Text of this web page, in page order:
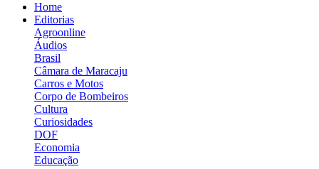
Home
Editorias
Agroonline
Áudios
Brasil
Câmara de Maracaju
Carros e Motos
Corpo de Bombeiros
Cultura
Curiosidades
DOF
Economia
Educação